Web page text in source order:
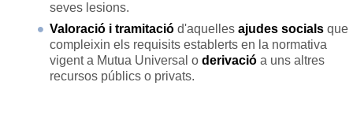
seves lesions.
Valoració i tramitació d'aquelles ajudes socials que
compleixin els requisits establerts en la normativa
vigent a Mutua Universal o derivació a uns altres
recursos públics o privats.